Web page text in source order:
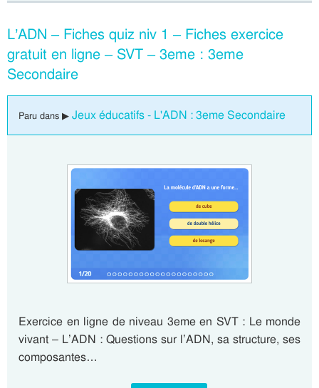
L’ADN – Fiches quiz niv 1 – Fiches exercice
gratuit en ligne – SVT – 3eme : 3eme
Secondaire
Paru dans ▶ Jeux éducatifs - L'ADN : 3eme Secondaire
Exercice en ligne de niveau 3eme en SVT : Le monde
vivant – L’ADN : Questions sur l’ADN, sa structure, ses
composantes…